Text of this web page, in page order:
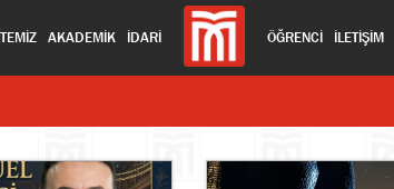
AKADEMİK İDARİ ÖĞRENCİ İLETİŞİM